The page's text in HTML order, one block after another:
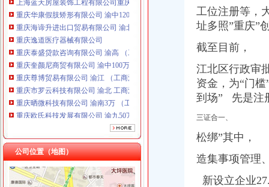
重庆海谛升进出口贸易有限公司 渝北100万 （进出口权）
重庆逸道医疗器械有限公司
重庆泰盛贷款咨询有限公司 渝高 （工商注册）
重庆奎颜尼商贸有限公司 渝中100万 （工商注册）
重庆尊博贸易有限公司 渝江 （工商注册）
重庆市罗云科技有限公司 渝北 工商注册
重庆晒微科技有限公司 渝南3万 （工商注册）
重庆欧氏科技发展有限公司 渝九50万 （进出口权）
重庆集氏科技有限公司 渝沙50万 （进出口权）
上海蓝天房屋装饰工程有限公司重庆分公司 渝北 （工商注册）
重庆华康假肢矫形有限公司 渝中120万 （增资）
公司位置（地图）
工位注册等，
址多照”重庆”
截至目前，
江北区行政审
资金，为“门
到场” 先是注
三证合一、
松绑”其中，
造集事项管理
新设立企业